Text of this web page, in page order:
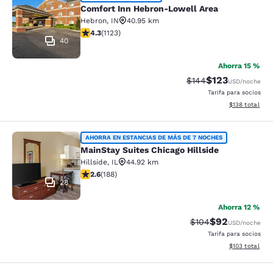
40
Comfort Inn Hebron-Lowell Area
Hebron, IN
40.95 km
Calificación de 4.3 estrellas. Excelente. 1123 reseñas
4.3(1123)
Ahorra 15 %
Tarifa tachada:
$144Tarifa reducida:
$123USD/noche
Tarifa para socios
Ver detalles
$138 total
MainStay Suites Chicago Hillside
28
AHORRA EN ESTANCIAS DE MÁS DE 7 NOCHES
MainStay Suites Chicago Hillside
Hillside, IL
44.92 km
Calificación de 2.63 estrellas. Razonable. 188 reseñas
2.6(188)
Ahorra 12 %
Tarifa tachada:
$104Tarifa
$92USD/noche
Tarifa para socios
Ver detalles
$103 total